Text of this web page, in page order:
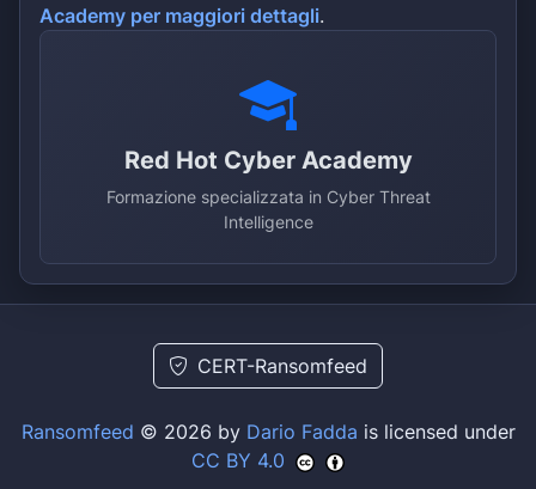
Academy per maggiori dettagli.
Red Hot Cyber Academy
Formazione specializzata in Cyber Threat
Intelligence
CERT-Ransomfeed
Ransomfeed © 2026 by Dario Fadda is licensed under
CC BY 4.0